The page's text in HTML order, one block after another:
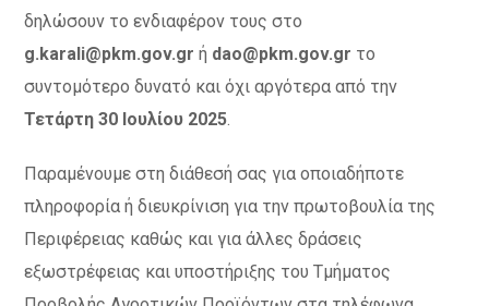
δηλώσουν το ενδιαφέρον τους στο
g.karali@pkm.gov.grή dao@pkm.gov.gr το
συντομότερο δυνατό και όχι αργότερα από την
Τετάρτη 30 Ιουλίου 2025.
Παραμένουμε στη διάθεσή σας για οποιαδήποτε
πληροφορία ή διευκρίνιση για την πρωτοβουλία της
Περιφέρειας καθώς και για άλλες δράσεις
εξωστρέφειας και υποστήριξης του Τμήματος